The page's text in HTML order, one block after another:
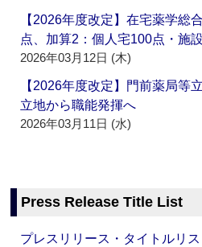
【2026年度改定】在宅薬学総
点、加算2：個人宅100点・施
2026年03月12日 (木)
【2026年度改定】門前薬局等
立地から職能発揮へ
2026年03月11日 (水)
Press Release Title List
プレスリリース・タイトルリ